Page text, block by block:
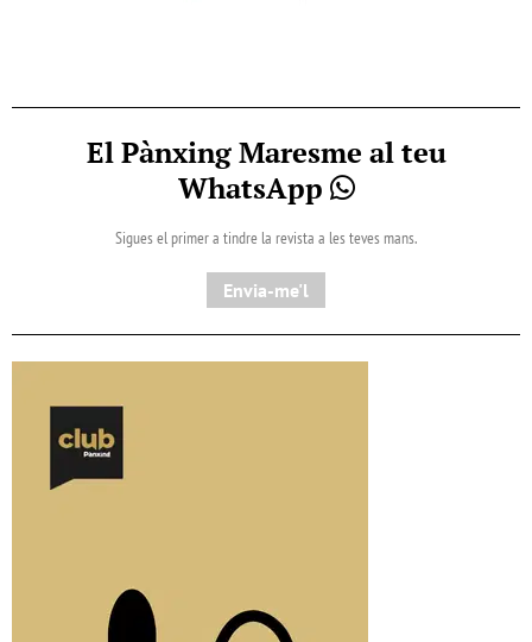
El Pànxing Maresme al teu
WhatsApp
Sigues el primer a tindre la revista a les teves mans.
Envia-me'l